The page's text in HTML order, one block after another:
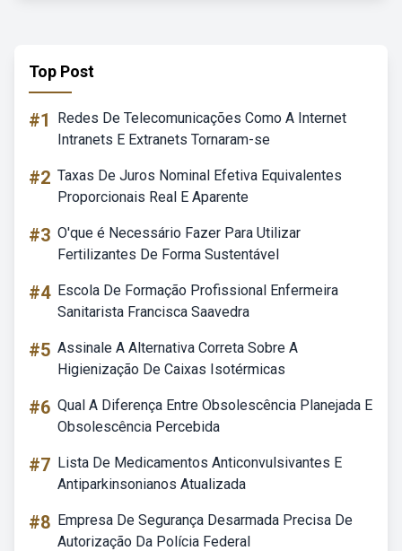
Top Post
#1
Redes De Telecomunicações Como A Internet
Intranets E Extranets Tornaram-se
#2 Taxas De Juros Nominal Efetiva Equivalentes
Proporcionais Real E Aparente
#3 O'que é Necessário Fazer Para Utilizar
Fertilizantes De Forma Sustentável
#4 Escola De Formação Profissional Enfermeira
Sanitarista Francisca Saavedra
#5 Assinale A Alternativa Correta Sobre A
Higienização De Caixas Isotérmicas
#6 Qual A Diferença Entre Obsolescência Planejada E
Obsolescência Percebida
#7 Lista De Medicamentos Anticonvulsivantes E
Antiparkinsonianos Atualizada
#8 Empresa De Segurança Desarmada Precisa De
Autorização Da Polícia Federal